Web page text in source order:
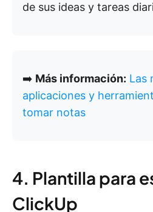
de sus ideas y tareas
➡️ Más información: Las
aplicaciones y
tomar notas
4. Plantilla para
ClickUp